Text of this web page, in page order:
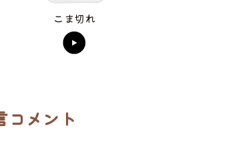
こま切れ
コメント